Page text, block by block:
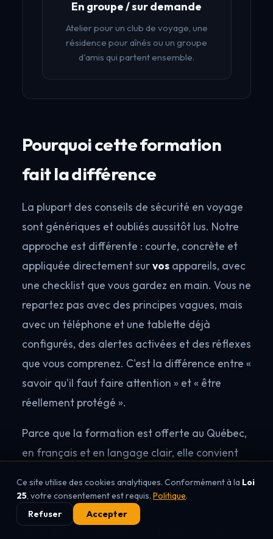
En groupe / sur demande
Atelier pour un club de voyage, une
résidence pour aînés ou un groupe
d'amis qui partent ensemble.
Pourquoi cette formation
fait la différence
La plupart des conseils de sécurité en voyage
sont génériques et oubliés aussitôt lus. Notre
approche est différente : courte, concrète et
appliquée directement survos appareils, avec
une checklist que vous gardez en main. Vous ne
repartez pas avec des principes vagues, mais
avec un téléphone et une tablette déjà
configurés, des alertes activées et des réflexes
que vous comprenez. C'est la différence entre «
savoir qu'il faut faire attention » et « être
réellement protégé ».
Parce que la formation est offerte au Québec,
en français et en langage clair, elle convient
dépassées par la technologie — notamment
les retraités et les snowbirds, souvent les plus
Ce site utilise des cookies analytiques. Conformément à la Loi
25 , votre consentement est requis. Politique.
Refuser
Accepter